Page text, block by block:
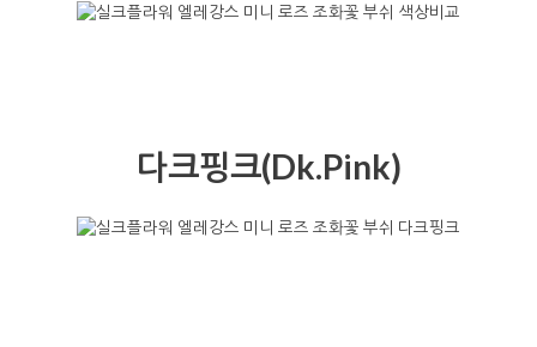
다크핑크(Dk.Pink)